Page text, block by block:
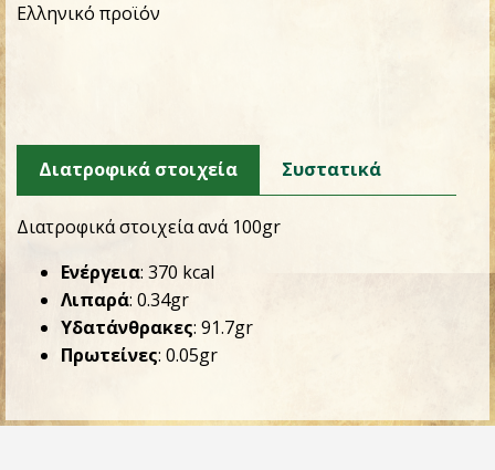
Ελληνικό προϊόν
Διατροφικά στοιχεία Συστατικά
Διατροφικά στοιχεία ανά 100gr
Ενέργεια: 370 kcal
Λιπαρά: 0.34gr
Υδατάνθρακες: 91.7gr
Πρωτείνες: 0.05gr